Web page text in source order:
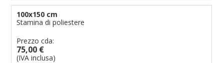
100x150 cm
Stamina di poliestere
Prezzo cda:
75,00 €
(IVA inclusa)